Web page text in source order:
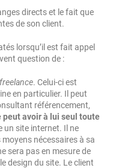
directs et le fait que
de son client.
lorsqu’il est fait appel
question de :
freelance. Celui-ci est
en particulier. Il peut
référencement,
peut avoir à lui seul toute
un site internet. Il ne
nécessaires à sa
sera pas en mesure de
design du site. Le client